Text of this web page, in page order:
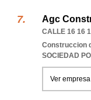
Agc
CALLE 16 16
Construccion
SOCIEDAD
Ver empresa